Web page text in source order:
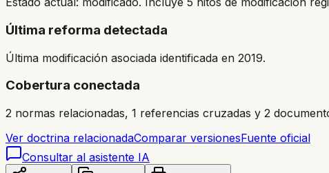
Última reforma detectada
Última modificación asociada identificada en 2019.
Cobertura conectada
2 normas relacionadas, 1 referencias cruzadas y 2
Ver doctrina relacionadaComparar versionesFuente oficial
Consultar al asistente IA